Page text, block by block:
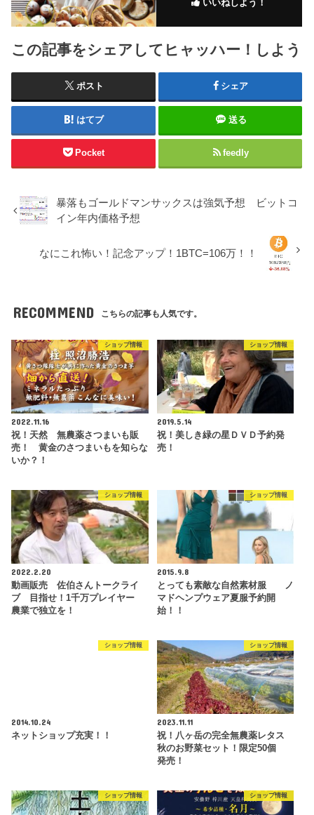
いいねしよう！
この記事をシェアしてヒャッハー！しよう
ポスト シェア
はてブ 送る
Pocket feedly
暴落もゴールドマンサックスは強気予想 ビットコ
イン年内価格予想
なにこれ怖い！記念アップ！1BTC=106万！！
RECOMMEND こちらの記事も人気です。
ショップ情報
2022.11.16
祝！天然 無農薬さつまいも販
売！ 黄金のさつまいもを知らな
いか？！
ショップ情報
2019.5.14
祝！美しき緑の星ＤＶＤ予約発
売！
ショップ情報
2022.2.20
動画販売 佐伯さんトークライ
ブ 目指せ！1千万プレイヤー
農業で独立を！
ショップ情報
2015.9.8
とっても素敵な自然素材服 ノ
マドヘンプウェア夏服予約開
始！！
ショップ情報
2014.10.24
ネットショップ充実！！
ショップ情報
2023.11.11
祝！八ヶ岳の完全無農薬レタス
秋のお野菜セット！限定50個
発売！
ショップ情報 ショップ情報